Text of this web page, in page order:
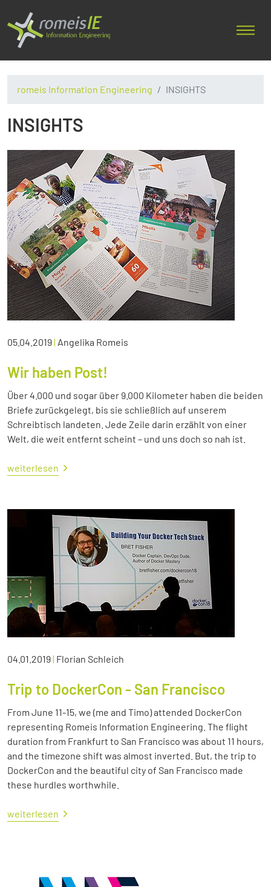
romeis Information Engineering INSIGHTS
INSIGHTS
05.04.2019| Angelika Romeis
Wir haben Post!
Über 4.000 und sogar über 9.000 Kilometer haben die beiden
Briefe zurückgelegt, bis sie schließlich auf unserem
Schreibtisch landeten. Jede Zeile darin erzählt von einer
Welt, die weit entfernt scheint – und uns doch so nah ist.
weiterlesen
04.01.2019| Florian Schleich
Trip to DockerCon - San Francisco
From June 11-15, we (me and Timo) attended DockerCon
representing Romeis Information Engineering. The flight
duration from Frankfurt to San Francisco was about 11 hours,
and the timezone shift was almost inverted. But, the trip to
DockerCon and the beautiful city of San Francisco made
these hurdles worthwhile.
weiterlesen